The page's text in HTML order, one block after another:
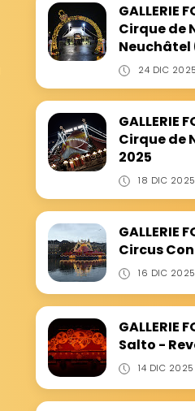
GALLERIE
Cirque de
Neuchâtel
24 DIC 2025
GALLERIE
Cirque de
2025
18 DIC 2025
GALLERIE
Circus
16 DIC 2025
GALLERIE
Salto -
14 DIC 2025